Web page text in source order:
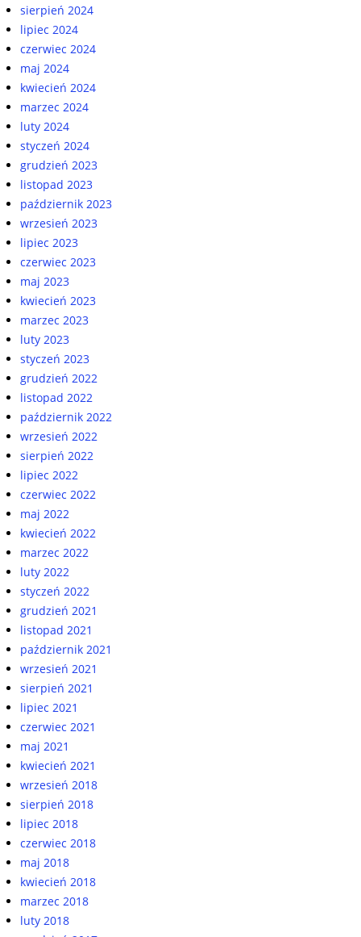
sierpień 2024
lipiec 2024
czerwiec 2024
maj 2024
kwiecień 2024
marzec 2024
luty 2024
styczeń 2024
grudzień 2023
listopad 2023
październik 2023
wrzesień 2023
lipiec 2023
czerwiec 2023
maj 2023
kwiecień 2023
marzec 2023
luty 2023
styczeń 2023
grudzień 2022
listopad 2022
październik 2022
wrzesień 2022
sierpień 2022
lipiec 2022
czerwiec 2022
maj 2022
kwiecień 2022
marzec 2022
luty 2022
styczeń 2022
grudzień 2021
listopad 2021
październik 2021
wrzesień 2021
sierpień 2021
lipiec 2021
czerwiec 2021
maj 2021
kwiecień 2021
wrzesień 2018
sierpień 2018
lipiec 2018
czerwiec 2018
maj 2018
kwiecień 2018
marzec 2018
luty 2018